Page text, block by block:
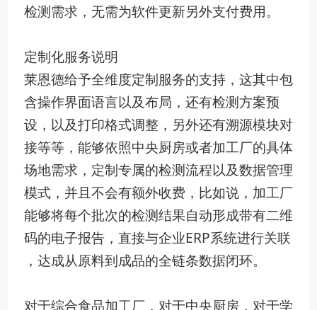
检测需求，无需为软件更新另外支付费用。
定制化服务说明
莱恩德给予全维度定制服务的支持，这其中包
含操作界面语言以及布局，还有检测方案预
设，以及打印格式调整，另外还有溯源模块对
接等等，能够依照中央厨房或者加工厂的具体
场地需求，定制专属的检测流程以及数据管理
模式，并且不会有额外收费，比如说，加工厂
能够将每个批次的检测结果自动形成带有二维
码的电子报告，直接与企业ERP系统进行关联
，达成从原料到成品的全链条数据闭环。
对于综合食品加工厂，对于中央厨房，对于学